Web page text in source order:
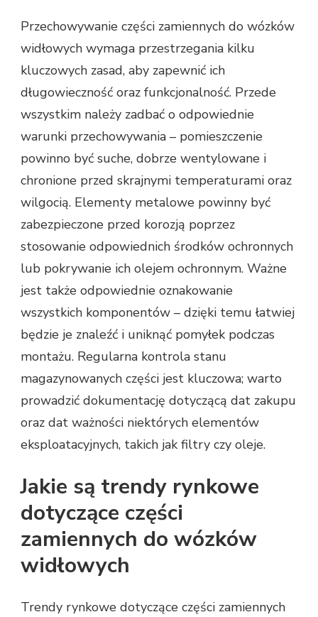
Przechowywanie części zamiennych do wózków
widłowych wymaga przestrzegania kilku
kluczowych zasad, aby zapewnić ich
długowieczność oraz funkcjonalność. Przede
wszystkim należy zadbać o odpowiednie
warunki przechowywania – pomieszczenie
powinno być suche, dobrze wentylowane i
chronione przed skrajnymi temperaturami oraz
wilgocią. Elementy metalowe powinny być
zabezpieczone przed korozją poprzez
stosowanie odpowiednich środków ochronnych
lub pokrywanie ich olejem ochronnym. Ważne
jest także odpowiednie oznakowanie
wszystkich komponentów – dzięki temu łatwiej
będzie je znaleźć i uniknąć pomyłek podczas
montażu. Regularna kontrola stanu
magazynowanych części jest kluczowa; warto
prowadzić dokumentację dotyczącą dat zakupu
oraz dat ważności niektórych elementów
eksploatacyjnych, takich jak filtry czy oleje.
Jakie są trendy rynkowe
dotyczące części
zamiennych do wózków
widłowych
Trendy rynkowe dotyczące części zamiennych